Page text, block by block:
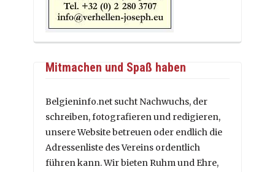
Mitmachen und Spaß haben
Belgieninfo.net sucht Nachwuchs, der
schreiben, fotografieren und redigieren,
unsere Website betreuen oder endlich die
Adressenliste des Vereins ordentlich
führen kann. Wir bieten Ruhm und Ehre,